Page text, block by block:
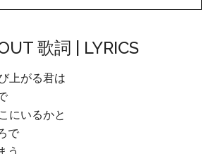
歌詞 | LYRICS
上がる君は
にいるかと
で